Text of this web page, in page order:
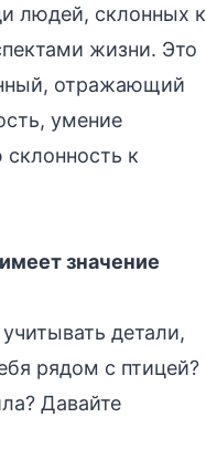
людей, склонных к
жизни. Это
отражающий
умение
к
значение
детали,
рядом с птицей?
Давайте